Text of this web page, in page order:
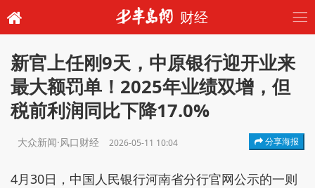
财经
新官上任刚9天，中原银行迎开业来
最大额罚单！2025年业绩双增，但
税前利润同比下降17.0%
大众新闻·风口财经 2026-05-11 10:04 分享海报
4月30日，中国人民银行河南省分行官网公示的一则